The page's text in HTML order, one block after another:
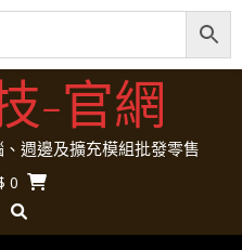
-官網
、週邊及擴充模組批發零售
0